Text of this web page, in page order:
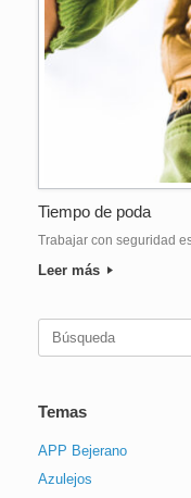
Tiempo de poda
Trabajar con seguridad
Leer más
Buscar:
Temas
APP Bejerano
Azulejos